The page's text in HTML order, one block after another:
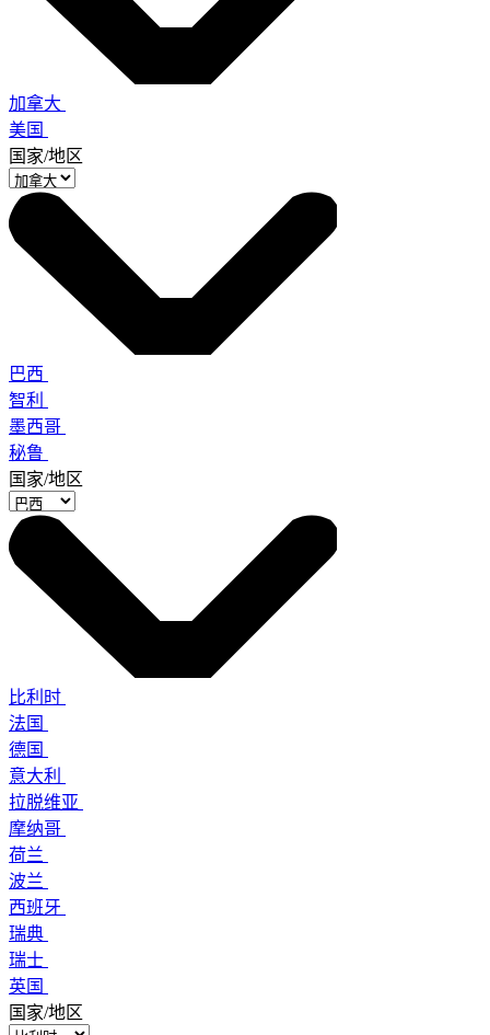
加拿大
美国
国家/地区
巴西
智利
墨西哥
秘鲁
国家/地区
比利时
法国
德国
意大利
拉脱维亚
摩纳哥
荷兰
波兰
西班牙
瑞典
瑞士
英国
国家/地区